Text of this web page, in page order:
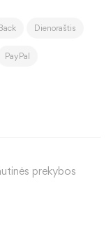
Dienoraštis
PayPal
prekybos